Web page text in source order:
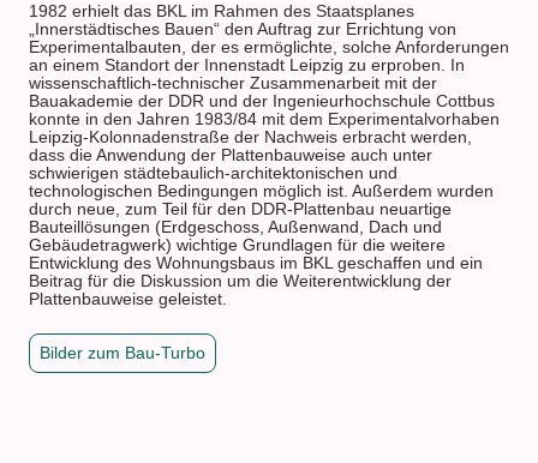
1982 erhielt das BKL im Rahmen des Staatsplanes
„Innerstädtisches Bauen“ den Auftrag zur Errichtung von
Experimentalbauten, der es ermöglichte, solche Anforderungen
an einem Standort der Innenstadt Leipzig zu erproben. In
wissenschaftlich-technischer Zusammenarbeit mit der
Bauakademie der DDR und der Ingenieurhochschule Cottbus
konnte in den Jahren 1983/84 mit dem Experimentalvorhaben
Leipzig-Kolonnadenstraße der Nachweis erbracht werden,
dass die Anwendung der Plattenbauweise auch unter
schwierigen städtebaulich-architektonischen und
technologischen Bedingungen möglich ist. Außerdem wurden
durch neue, zum Teil für den DDR-Plattenbau neuartige
Bauteillösungen (Erdgeschoss, Außenwand, Dach und
Gebäudetragwerk) wichtige Grundlagen für die weitere
Entwicklung des Wohnungsbaus im BKL geschaffen und ein
Beitrag für die Diskussion um die Weiterentwicklung der
Plattenbauweise geleistet.
Bilder zum Bau-Turbo